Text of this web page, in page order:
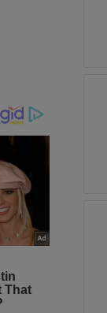
toda
na